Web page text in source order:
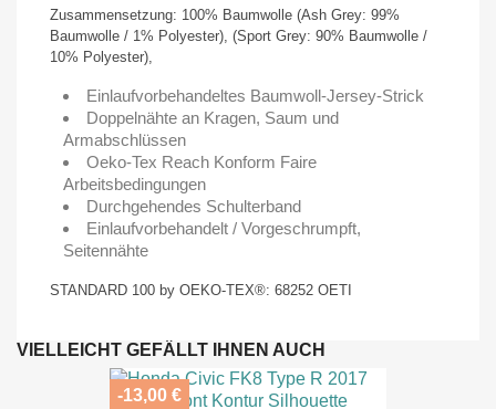
Zusammensetzung: 100% Baumwolle (Ash Grey: 99%
Baumwolle / 1% Polyester), (Sport Grey: 90% Baumwolle /
10% Polyester),
Einlaufvorbehandeltes Baumwoll-Jersey-Strick
Doppelnähte an Kragen, Saum und
Armabschlüssen
Oeko-Tex Reach Konform Faire
Arbeitsbedingungen
Durchgehendes Schulterband
Einlaufvorbehandelt / Vorgeschrumpft,
Seitennähte
STANDARD 100 by OEKO-TEX®: 68252 OETI
VIELLEICHT GEFÄLLT IHNEN AUCH
-13,00 €